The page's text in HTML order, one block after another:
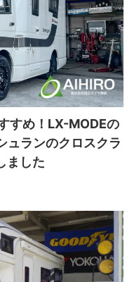
すめ！LX-MODEの
ュランのクロスクラ
ました